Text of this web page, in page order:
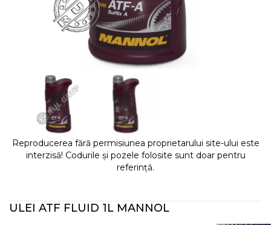
Reproducerea fără permisiunea proprietarului site-ului este
interzisă! Codurile și pozele folosite sunt doar pentru
referință.
ULEI ATF FLUID 1L MANNOL